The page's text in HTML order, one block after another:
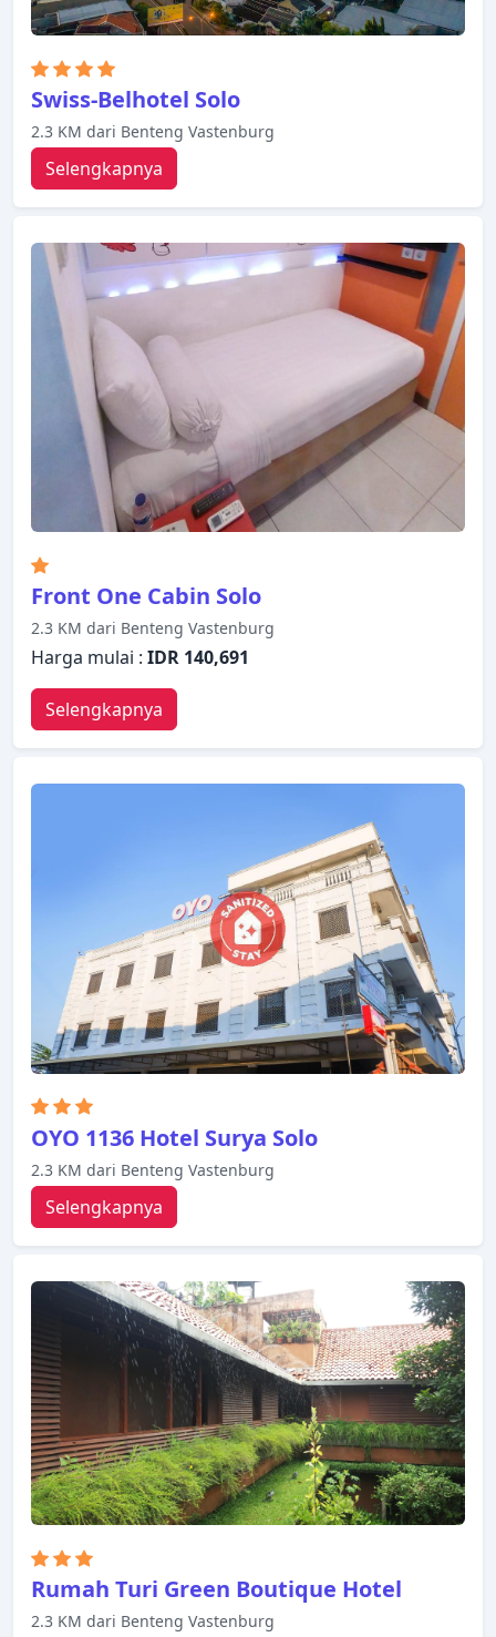
Swiss-Belhotel Solo
2.3 KM dari Benteng Vastenburg
Selengkapnya
Front One Cabin Solo
2.3 KM dari Benteng Vastenburg
Harga mulai : IDR 140,691
Selengkapnya
OYO 1136 Hotel Surya Solo
2.3 KM dari Benteng Vastenburg
Selengkapnya
Rumah Turi Green Boutique Hotel
2.3 KM dari Benteng Vastenburg